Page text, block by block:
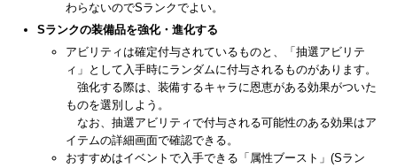
わらないのでSランクでよい。
Sランクの装備品を強化・進化する
アビリティは確定付与されているものと、「抽選アビリテ
ィ」として入手時にランダムに付与されるものがあります。
強化する際は、装備するキャラに恩恵がある効果がついた
ものを選別しよう。
なお、抽選アビリティで付与される可能性のある効果はア
イテムの詳細画面で確認できる。
おすすめはイベントで入手できる「属性ブースト」(Sラン